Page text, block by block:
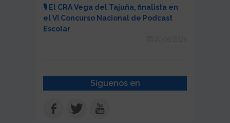
🎙️ El CRA Vega del Tajuña, finalista en
el VI Concurso Nacional de Podcast
Escolar
Síguenos en